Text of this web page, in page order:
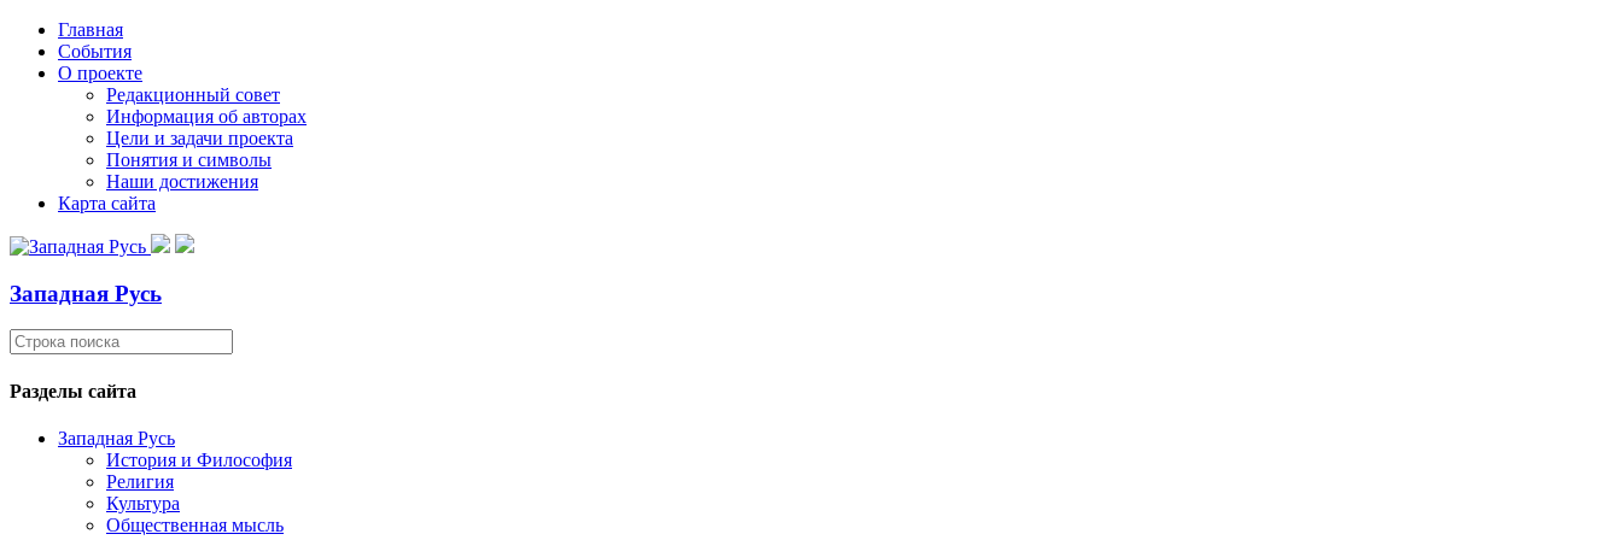
Главная
События
О проекте
Редакционный совет
Информация об авторах
Цели и задачи проекта
Понятия и символы
Наши достижения
Карта сайта
Западная Русь
Разделы сайта
Западная Русь
История и Философия
Религия
Культура
Общественная мысль